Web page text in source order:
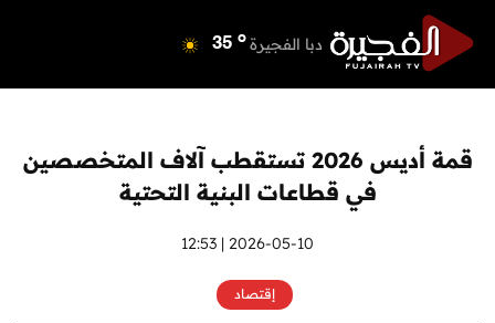
دبا الفجيرة 35 o
40 o
40 o
الفجيرة 35 o
قمة أديس 2026 تستقطب آلاف المتخصصين
في قطاعات البنية التحتية
2026-05-10 | 12:53
إقتصاد